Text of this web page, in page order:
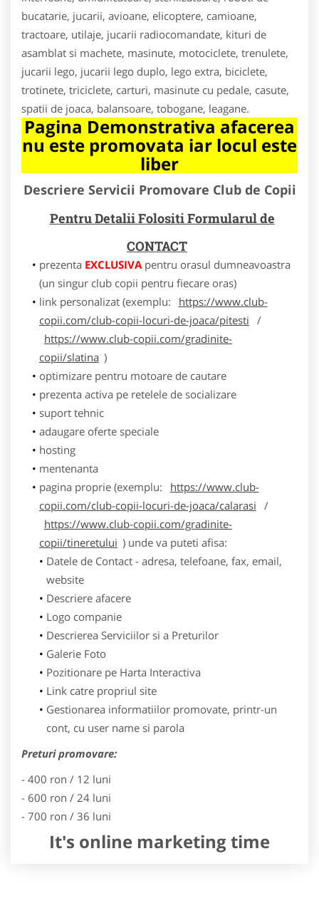
bucatarie, jucarii, avioane, elicoptere, camioane,
tractoare, utilaje, jucarii radiocomandate, kituri de
asamblat si machete, masinute, motociclete, trenulete,
jucarii lego, jucarii lego duplo, lego extra, biciclete,
trotinete, triciclete, carturi, masinute cu pedale, casute,
spatii de joaca, balansoare, tobogane, leagane.
Pagina Demonstrativa afacerea
nu este promovata iar locul este
liber
Descriere Servicii Promovare Club de Copii
Pentru Detalii Folositi Formularul de
CONTACT
prezenta EXCLUSIVApentru orasul dumneavoastra
(un singur club copii pentru fiecare oras)
link personalizat (exemplu:
https://www.club-
copii.com/club-copii-locuri-de-joaca/pitesti /
https://www.club-copii.com/gradinite-
copii/slatina )
optimizare pentru motoare de cautare
prezenta activa pe retelele de socializare
suport tehnic
adaugare oferte speciale
hosting
mentenanta
pagina proprie (exemplu:
https://www.club-
copii.com/club-copii-locuri-de-joaca/calarasi /
https://www.club-copii.com/gradinite-
copii/tineretului ) unde va puteti afisa:
Datele de Contact - adresa, telefoane, fax, email,
website
Descriere afacere
Logo companie
Descrierea Serviciilor si a Preturilor
Galerie Foto
Pozitionare pe Harta Interactiva
Link catre propriul site
Gestionarea informatiilor promovate, printr-un
cont, cu user name si parola
Preturi promovare:
- 400 ron / 12 luni
- 600 ron / 24 luni
- 700 ron / 36 luni
It's online marketing time